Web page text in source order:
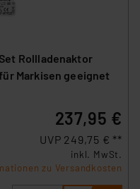
Rollladenaktor
Markisen geeignet
237,95 €
UVP 249,75 € **
inkl. MwSt.
zu Versandkosten